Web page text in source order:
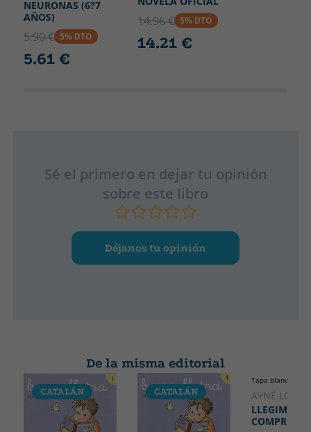
NEURONAS (6?7
AÑOS)
5.90 € 5% DTO
5.61 €
14.96 € 5% DTO
14.21 €
Sé el primero en dejar tu opinión
sobre este libro
Déjanos tu opinión
De la misma editorial
CATALÁN CATALÁN CATALÁN
Tapa blanda o
AYNÉ
LLEGIM I